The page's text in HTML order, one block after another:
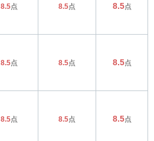
8.5点 8.5点 8.5点
8.5点 8.5点 8.5点
8.5点 8.5点 8.5点